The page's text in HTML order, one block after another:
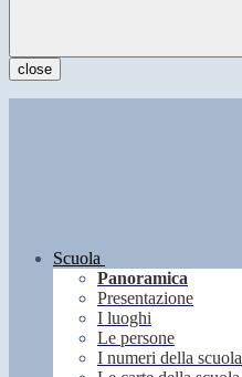
close
Scuola
Panoramica
Presentazione
I luoghi
Le persone
I numeri della scuola